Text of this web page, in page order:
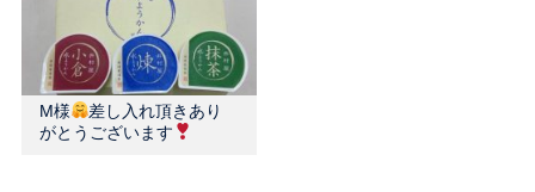
M様
差し入れ頂きあり
がとうございます